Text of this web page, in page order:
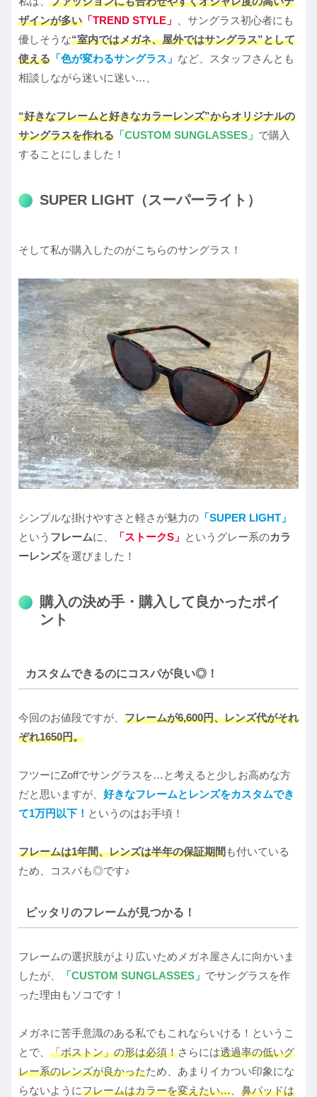
ザインが多い 「TREND STYLE 」
、サングラス初心者にも
優しそうな“室内ではメガネ、屋外ではサングラス”として
使える 「色が変わるサングラス 」 など、スタッフさんとも
相談しながら迷いに迷い…、
“好きなフレームと好きなカラーレンズ”からオリジナルの
サングラスを作れる 「CUSTOM SUNGLASSES 」 で購入
することにしました！
SUPER LIGHT（スーパーライト）
そして私が購入したのがこちらのサングラス！
シンプルな掛けやすさと軽さが魅力の 「SUPER LIGHT」
という フレームに、 「ストークS」 というグレー系のカラ
ーレンズを選びました！
購入の決め手・購入して良かったポイ
ント
カスタムできるのにコスパが良い◎！
今回のお値段ですが、 フレームが6,600円、レンズ代がそれ
ぞれ1650円。
フツーにZoffでサングラスを…と考えると少しお高めな方
だと思いますが、 好きなフレームとレンズをカスタムでき
て1万円以下！ というのはお手頃！
フレームは1年間、レンズは半年の保証期間も付いている
ため、コスパも◎です♪
ピッタリのフレームが見つかる！
フレームの選択肢がより広いためメガネ屋さんに向かいま
したが、
「CUSTOM SUNGLASSES 」 でサングラスを作
った理由もソコです！
メガネに苦手意識のある私でもこれならいける！というこ
とで、 「ボストン」の形は必須！さらには透過率の低いグ
レー系のレンズが良かったため、あまりイカつい印象にな
らないようにフレームはカラーを変えたい…
鼻パッドは